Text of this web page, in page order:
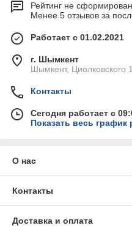
Рейтинг не сформирован
Менее 5 отзывов за
Работает с 01.02.2021
г. Шымкент
Шымкент, Циолковского
Контакты
Сегодня работает с
Показать весь график
О нас
Контакты
Доставка и оплата